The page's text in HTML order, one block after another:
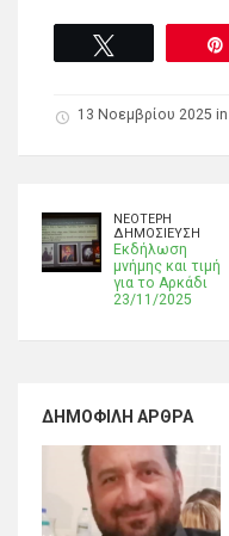
13 Νοεμβρίου 2025 in
ΝΕΌΤΕΡΗ
ΔΗΜΟΣΊΕΥΣΗ
Εκδήλωση
μνήμης και τιμή
για το Αρκάδι
23/11/2025
ΔΗΜΟΦΙΛΉ ΆΡΘΡΑ